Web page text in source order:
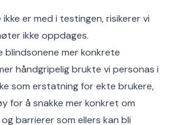
er med i testingen, risikerer vi
ikke oppdages.
blindsonene mer konkrete
håndgripelig brukte vi personas i
som erstatning for ekte brukere,
for å snakke mer konkret om
barrierer som ellers kan bli